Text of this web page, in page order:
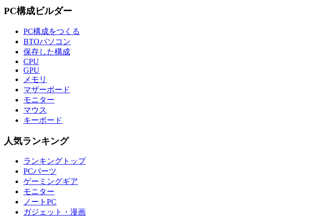
PC構成ビルダー
PC構成をつくる
BTOパソコン
保存した構成
CPU
GPU
メモリ
マザーボード
モニター
マウス
キーボード
人気ランキング
ランキングトップ
PCパーツ
ゲーミングギア
モニター
ノートPC
ガジェット・漫画